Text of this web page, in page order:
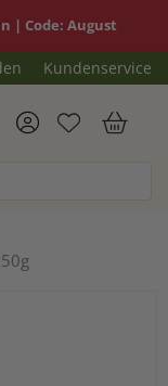
| Code: August
Kundenservice